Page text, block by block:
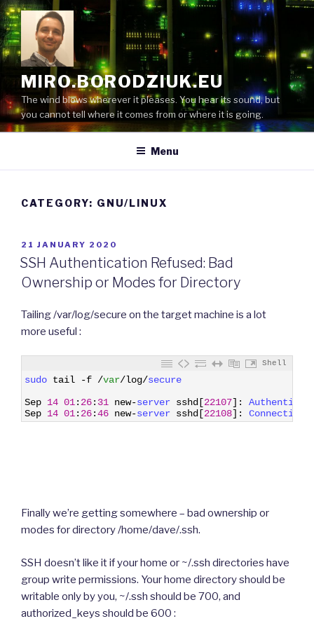
Skip
to
content
MIRO.BORODZIUK.EU
The wind blows wherever it pleases. You hear its sound, but
you cannot tell where it comes from or where it is going.
Menu
CATEGORY: GNU/LINUX
POSTED
ON
21 JANUARY 2020
SSH Authentication Refused: Bad
Ownership or Modes for Directory
Tailing /var/log/secure on the target machine is a lot
more useful :
Shell
sudo tail -f /var/log/secure
Sep 14 01: 26: 31 new-server sshd [22107] :
Sep 14 01: 26:46 new-server sshd [22108] : Connection
Finally we’re getting somewhere – bad ownership or
modes for directory /home/dave/.ssh.
SSH doesn’t like it if your home or ~/.ssh directories have
group write permissions. Your home directory should be
writable only by you, ~/.ssh should be 700, and
authorized_keys should be 600 :